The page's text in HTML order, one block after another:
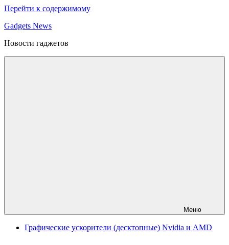
Перейти к содержимому
Gadgets News
Новости гаджетов
Меню
Графические ускорители (десктопные) Nvidia и AMD